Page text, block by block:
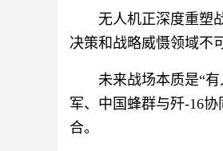
无人机正深度重塑
决策和战略威慑领域不
未来战场本质是“
军、中国蜂群与歼-16
合。